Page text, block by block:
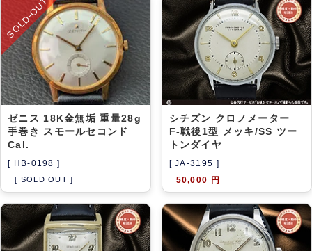
SOLD-OUT
ゼニス 18K金無垢 重量28g
手巻き スモールセコンド
Cal.
[ HB-0198 ]
[ SOLD OUT ]
シチズン クロノメーター
F-戦後1型 メッキ/SS ツー
トンダイヤ
[ JA-3195 ]
50,000 円